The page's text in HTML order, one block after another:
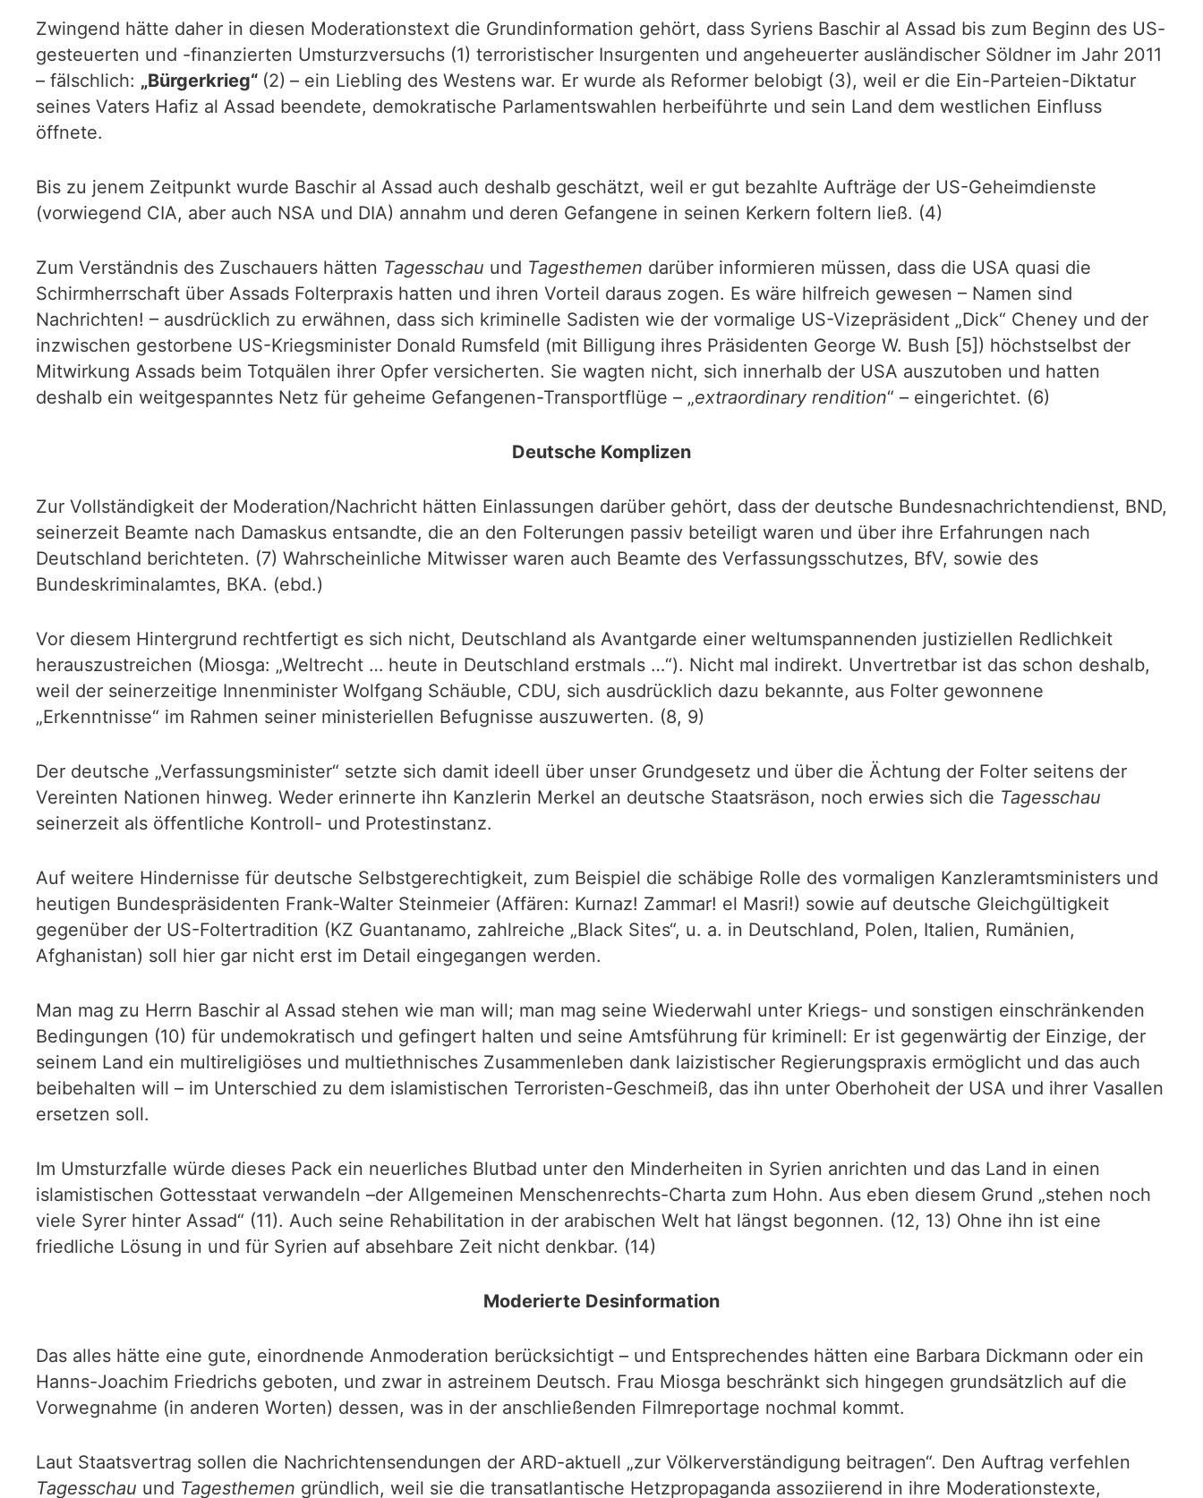
Zwingend hätte daher in diesen Moderationstext die Grundinformation gehört, dass Syriens Baschir al Assad bis zum Beginn des US-
gesteuerten und -finanzierten Umsturzversuchs (1) terroristischer Insurgenten und angeheuerter ausländischer Söldner im Jahr 2011
– fälschlich: „Bürgerkrieg“ (2) – ein Liebling des Westens war. Er wurde als Reformer belobigt (3), weil er die Ein-Parteien-Diktatur
seines Vaters Hafiz al Assad beendete, demokratische Parlamentswahlen herbeiführte und sein Land dem westlichen Einfluss
öffnete.
Bis zu jenem Zeitpunkt wurde Baschir al Assad auch deshalb geschätzt, weil er gut bezahlte Aufträge der US-Geheimdienste
(vorwiegend CIA, aber auch NSA und DIA) annahm und deren Gefangene in seinen Kerkern foltern ließ. (4)
Zum Verständnis des Zuschauers hätten Tagesschau und Tagesthemen darüber informieren müssen, dass die USA quasi die
Schirmherrschaft über Assads Folterpraxis hatten und ihren Vorteil daraus zogen. Es wäre hilfreich gewesen – Namen sind
Nachrichten! – ausdrücklich zu erwähnen, dass sich kriminelle Sadisten wie der vormalige US-Vizepräsident „Dick“ Cheney und der
inzwischen gestorbene US-Kriegsminister Donald Rumsfeld (mit Billigung ihres Präsidenten George W. Bush [5]) höchstselbst der
Mitwirkung Assads beim Totquälen ihrer Opfer versicherten. Sie wagten nicht, sich innerhalb der USA auszutoben und hatten
deshalb ein weitgespanntes Netz für geheime Gefangenen-Transportflüge – „extraordinary rendition“ – eingerichtet. (6)
Deutsche Komplizen
Zur Vollständigkeit der Moderation/Nachricht hätten Einlassungen darüber gehört, dass der deutsche Bundesnachrichtendienst, BND,
seinerzeit Beamte nach Damaskus entsandte, die an den Folterungen passiv beteiligt waren und über ihre Erfahrungen nach
Deutschland berichteten. (7) Wahrscheinliche Mitwisser waren auch Beamte des Verfassungsschutzes, BfV, sowie des
Bundeskriminalamtes, BKA. (ebd.)
Vor diesem Hintergrund rechtfertigt es sich nicht, Deutschland als Avantgarde einer weltumspannenden justiziellen Redlichkeit
herauszustreichen (Miosga: „Weltrecht … heute in Deutschland erstmals …“). Nicht mal indirekt. Unvertretbar ist das schon deshalb,
weil der seinerzeitige Innenminister Wolfgang Schäuble, CDU, sich ausdrücklich dazu bekannte, aus Folter gewonnene
„Erkenntnisse“ im Rahmen seiner ministeriellen Befugnisse auszuwerten. (8, 9)
Der deutsche „Verfassungsminister“ setzte sich damit ideell über unser Grundgesetz und über die Ächtung der Folter seitens der
Vereinten Nationen hinweg. Weder erinnerte ihn Kanzlerin Merkel an deutsche Staatsräson, noch erwies sich die Tagesschau
seinerzeit als öffentliche Kontroll- und Protestinstanz.
Auf weitere Hindernisse für deutsche Selbstgerechtigkeit, zum Beispiel die schäbige Rolle des vormaligen Kanzleramtsministers und
heutigen Bundespräsidenten Frank-Walter Steinmeier (Affären: Kurnaz! Zammar! el Masri!) sowie auf deutsche Gleichgültigkeit
gegenüber der US-Foltertradition (KZ Guantanamo, zahlreiche „Black Sites“, u. a. in Deutschland, Polen, Italien, Rumänien,
Afghanistan) soll hier gar nicht erst im Detail eingegangen werden.
Man mag zu Herrn Baschir al Assad stehen wie man will; man mag seine Wiederwahl unter Kriegs- und sonstigen einschränkenden
Bedingungen (10) für undemokratisch und gefingert halten und seine Amtsführung für kriminell: Er ist gegenwärtig der Einzige, der
seinem Land ein multireligiöses und multiethnisches Zusammenleben dank laizistischer Regierungspraxis ermöglicht und das auch
beibehalten will – im Unterschied zu dem islamistischen Terroristen-Geschmeiß, das ihn unter Oberhoheit der USA und ihrer Vasallen
ersetzen soll.
Im Umsturzfalle würde dieses Pack ein neuerliches Blutbad unter den Minderheiten in Syrien anrichten und das Land in einen
islamistischen Gottesstaat verwandeln –der Allgemeinen Menschenrechts-Charta zum Hohn. Aus eben diesem Grund „stehen noch
viele Syrer hinter Assad“ (11). Auch seine Rehabilitation in der arabischen Welt hat längst begonnen. (12, 13) Ohne ihn ist eine
friedliche Lösung in und für Syrien auf absehbare Zeit nicht denkbar. (14)
Moderierte Desinformation
Das alles hätte eine gute, einordnende Anmoderation berücksichtigt – und Entsprechendes hätten eine Barbara Dickmann oder ein
Hanns-Joachim Friedrichs geboten, und zwar in astreinem Deutsch. Frau Miosga beschränkt sich hingegen grundsätzlich auf die
Vorwegnahme (in anderen Worten) dessen, was in der anschließenden Filmreportage nochmal kommt.
Laut Staatsvertrag sollen die Nachrichtensendungen der ARD-aktuell „zur Völkerverständigung beitragen“. Den Auftrag verfehlen
Tagesschau und Tagesthemen gründlich, weil sie die transatlantische Hetzpropaganda assoziierend in ihre Moderationstexte,